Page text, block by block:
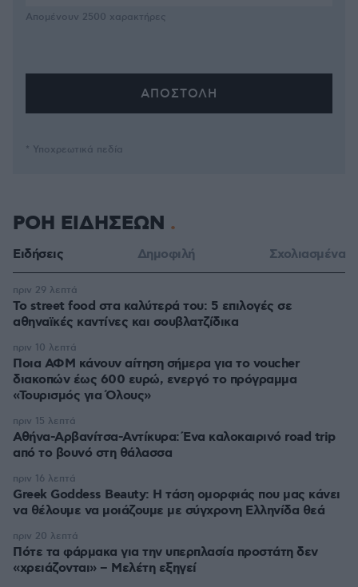
Απομένουν 2500 χαρακτήρες
* Υποχρεωτικά πεδία
ΡΟΗ ΕΙΔΗΣΕΩΝ
Ειδήσεις Δημοφιλή Σχολιασμένα
Το street food στα καλύτερά του: 5 επιλογές σε
αθηναϊκές καντίνες και σουβλατζίδικα
πριν 29 λεπτά
Ποια ΑΦΜ κάνουν αίτηση σήμερα για το voucher
διακοπών έως 600 ευρώ, ενεργό το πρόγραμμα
«Τουρισμός για Όλους»
πριν 10 λεπτά
Αθήνα-Αρβανίτσα-Αντίκυρα: Ένα καλοκαιρινό road trip
από το βουνό στη θάλασσα
πριν 15 λεπτά
Greek Goddess Beauty: Η τάση ομορφιάς που μας κάνει
να θέλουμε να μοιάζουμε με σύγχρονη Ελληνίδα θεά
πριν 16 λεπτά
Πότε τα φάρμακα για την υπερπλασία προστάτη δεν
«χρειάζονται» – Μελέτη εξηγεί
πριν 20 λεπτά